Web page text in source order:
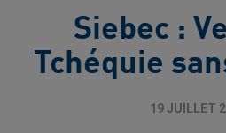
Siebec :
Tchéquie
19 JUILLET